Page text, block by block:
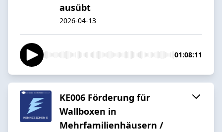
ausübt
2026-04-13
01:08:11
KE006 Förderung für
Wallboxen in
Mehrfamilienhäusern /